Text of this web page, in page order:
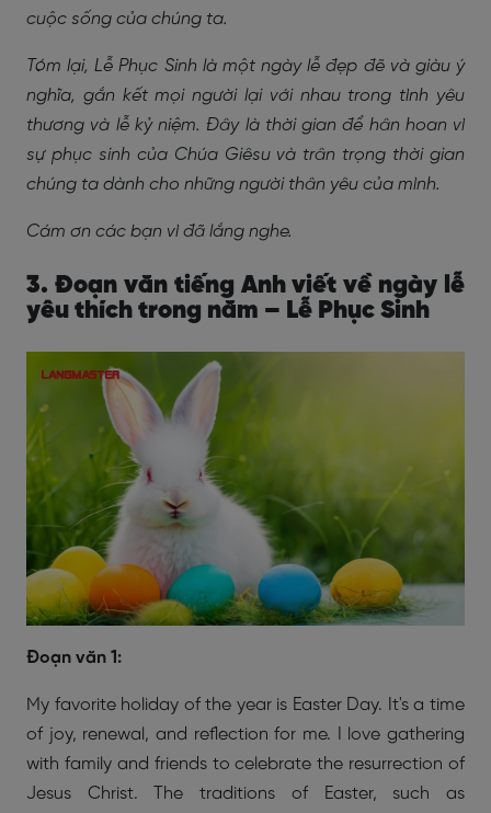
cuộc sống của chúng ta.
Tóm lại, Lễ Phục Sinh là một ngày lễ đẹp đẽ và giàu ý
nghĩa, gắn kết mọi người lại với nhau trong tình yêu
thương và lễ kỷ niệm. Đây là thời gian để hân hoan vì
sự phục sinh của Chúa Giêsu và trân trọng thời gian
chúng ta dành cho những người thân yêu của mình.
Cám ơn các bạn vì đã lắng nghe.
3. Đoạn văn tiếng Anh viết về ngày lễ
yêu thích trong năm – Lễ Phục Sinh
Đoạn văn 1:
My favorite holiday of the year is Easter Day. It's a time
of joy, renewal, and reflection for me. I love gathering
with family and friends to celebrate the resurrection of
Jesus Christ. The traditions of Easter, such as